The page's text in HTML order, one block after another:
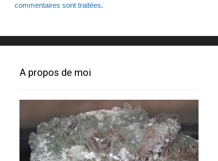
commentaires sont traitées.
A propos de moi